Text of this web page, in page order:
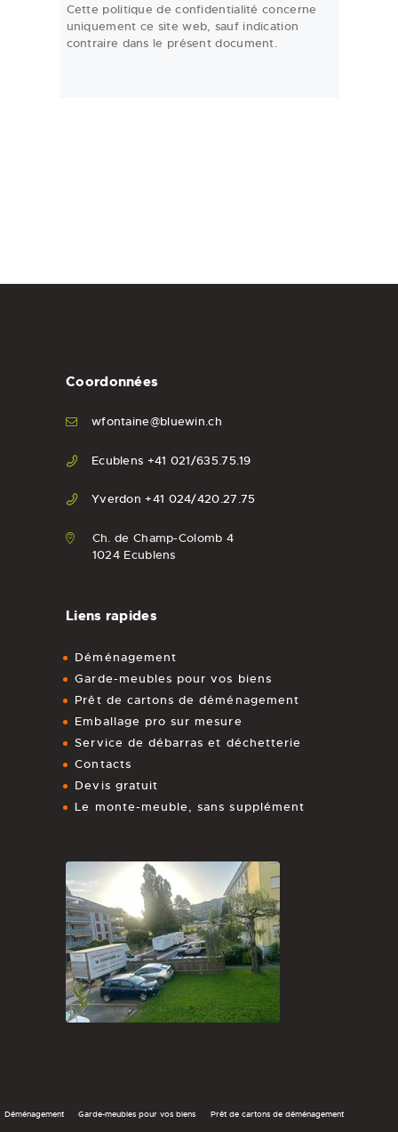
Cette politique de confidentialité concerne
uniquement ce site web, sauf indication
contraire dans le présent document.
Coordonnées
wfontaine@bluewin.ch
Ecublens +41 021/635.75.19
Yverdon +41 024/420.27.75
Ch. de Champ-Colomb 4
1024 Ecublens
Liens rapides
Déménagement
Garde-meubles pour vos biens
Prêt de cartons de déménagement
Emballage pro sur mesure
Service de débarras et déchetterie
Contacts
Devis gratuit
Le monte-meuble, sans supplément
Déménagement Garde-meubles pour vos biens Prêt de cartons de déménagement